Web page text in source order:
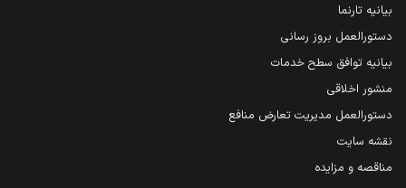
بیانیه تارنما
دستورالعمل بروز رسانی
بیانیه توافق سطح خدمات
منشور اخلاقی
دستورالعمل مدیریت تعارض منافع
نقشه سایت
مناقصه و مزایده